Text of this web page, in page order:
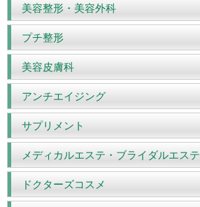
美容整形・美容外科
プチ整形
美容皮膚科
アンチエイジング
サプリメント
メディカルエステ・ブライダルエステ
ドクターズコスメ